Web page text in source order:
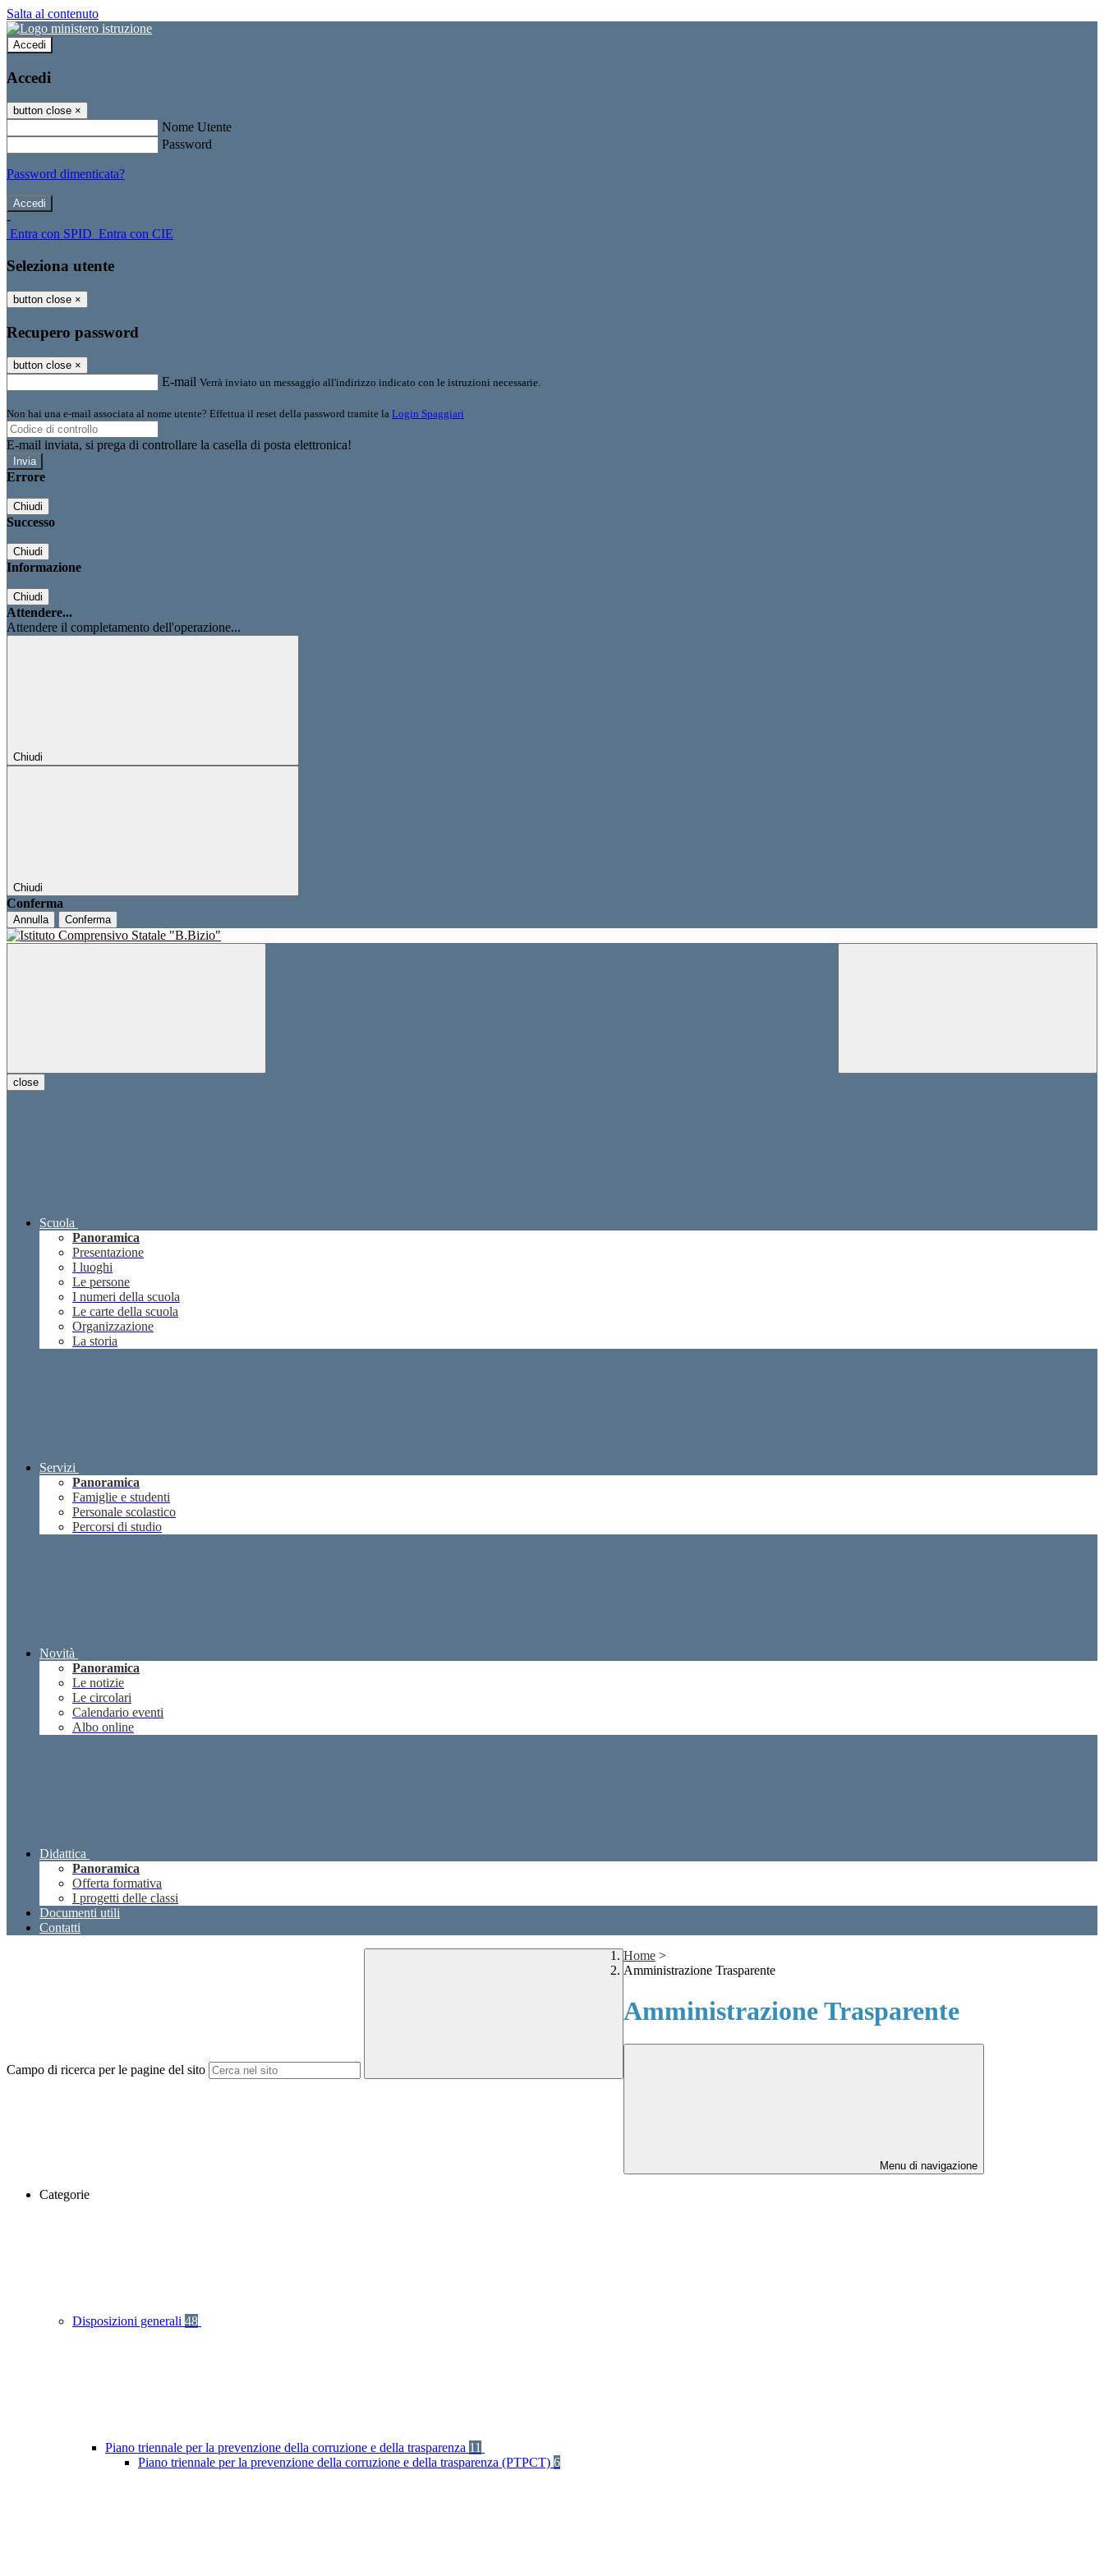
Salta al contenuto
Accedi
Accedi
button close ×
Nome Utente
Password
Password dimenticata?
-
Entra con SPID Entra con CIE
Seleziona utente
button close ×
Recupero password
button close ×
E-mail Verrà inviato un messaggio all'indirizzo indicato con le istruzioni necessarie.
Non hai una e-mail associata al nome utente? Effettua il reset della password tramite la Login Spaggiari
E-mail inviata, si prega di controllare la casella di posta elettronica!
Errore
Chiudi
Successo
Chiudi
Informazione
Chiudi
Attendere...
Attendere il completamento dell'operazione...
Chiudi
Chiudi
Conferma
Annulla Conferma
close
Scuola
Panoramica
Presentazione
I luoghi
Le persone
I numeri della scuola
Le carte della scuola
Organizzazione
La storia
Servizi
Panoramica
Famiglie e studenti
Personale scolastico
Percorsi di studio
Novità
Panoramica
Le notizie
Le circolari
Calendario eventi
Albo online
Didattica
Panoramica
Offerta formativa
I progetti delle classi
Documenti utili
Contatti
Campo di ricerca per le pagine del sito
Home >
Amministrazione Trasparente
Amministrazione Trasparente
Menu di navigazione
Categorie
Disposizioni generali 48
Piano triennale per la prevenzione della corruzione e della trasparenza 11
Piano triennale per la prevenzione della corruzione e della trasparenza (PTPCT) 6